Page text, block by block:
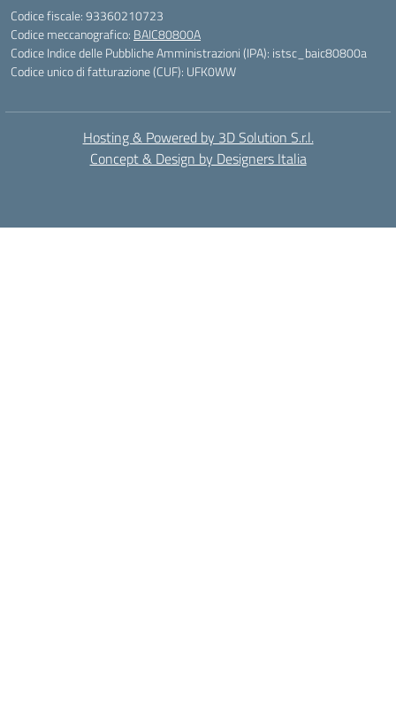
Codice fiscale: 93360210723
Codice meccanografico: BAIC80800A
Codice Indice delle Pubbliche Amministrazioni (IPA): istsc_baic80800a
Codice unico di fatturazione (CUF): UFK0WW
Hosting & Powered by 3D Solution S.r.l.
Concept & Design by Designers Italia